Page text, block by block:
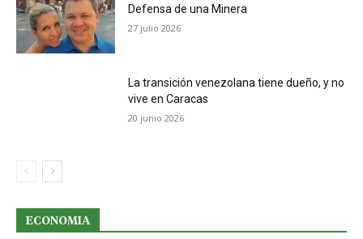
Defensa de una Minera
27 julio 2026
La transición venezolana tiene dueño, y no
vive en Caracas
20 junio 2026
ECONOMIA